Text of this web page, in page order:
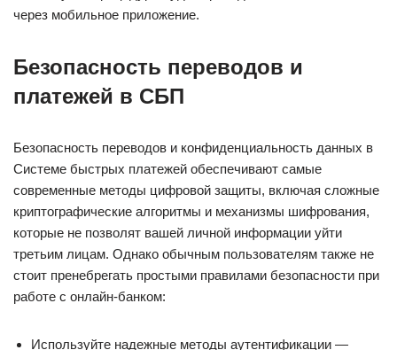
через мобильное приложение.
Безопасность переводов и
платежей в СБП
Безопасность переводов и конфиденциальность данных в
Системе быстрых платежей обеспечивают самые
современные методы цифровой защиты, включая сложные
криптографические алгоритмы и механизмы шифрования,
которые не позволят вашей личной информации уйти
третьим лицам. Однако обычным пользователям также не
стоит пренебрегать простыми правилами безопасности при
работе с онлайн-банком:
Используйте надежные методы аутентификации —